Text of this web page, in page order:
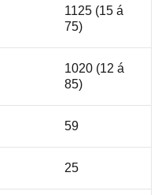
1125 (15 á
75)
1020 (12 á
85)
59
25